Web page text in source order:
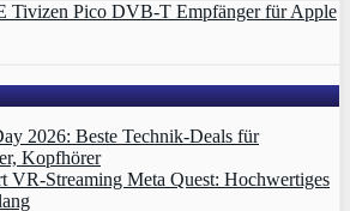
Tivizen Pico DVB-T Empfänger für Apple
2026: Beste Technik-Deals für
Kopfhörer
VR‑Streaming Meta Quest: Hochwertiges